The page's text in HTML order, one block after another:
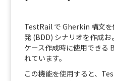
TestRail で Gherkin 構文
発 (BDD) シナリオを作成
ケース作成時に使用できる
れています。
この機能を使用すると、